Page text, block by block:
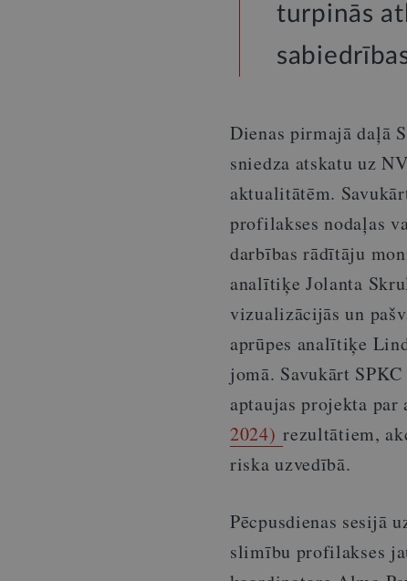
turpinās
Dienas pirmajā daļā
sniedza atskatu uz
aktualitātēm.
profilakses nodaļas
darbības rādītāju
analītiķe Jolanta
vizualizācijās un
aprūpes analītiķe
jomā. Savukārt
aptaujas projekta
2024)rezultātiem,
riska uzvedībā.
Pēcpusdienas sesijā
slimību profilakses